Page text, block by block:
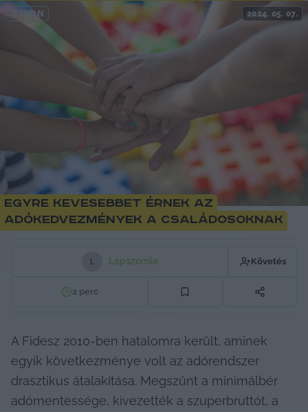
ITTHON 2024. 05. 07.
Egyre kevesebbet érnek az
adókedvezmények a családosoknak
L Lapszemle Követés
2perc
A Fidesz 2010-ben hatalomra került, aminek
egyik következménye volt az adórendszer
drasztikus átalakítása. Megszűnt a minimálbér
adómentessége, kivezették a szuperbruttót, a